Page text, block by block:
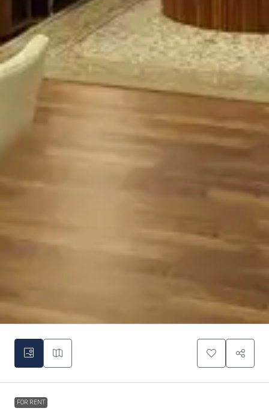
FOR RENT